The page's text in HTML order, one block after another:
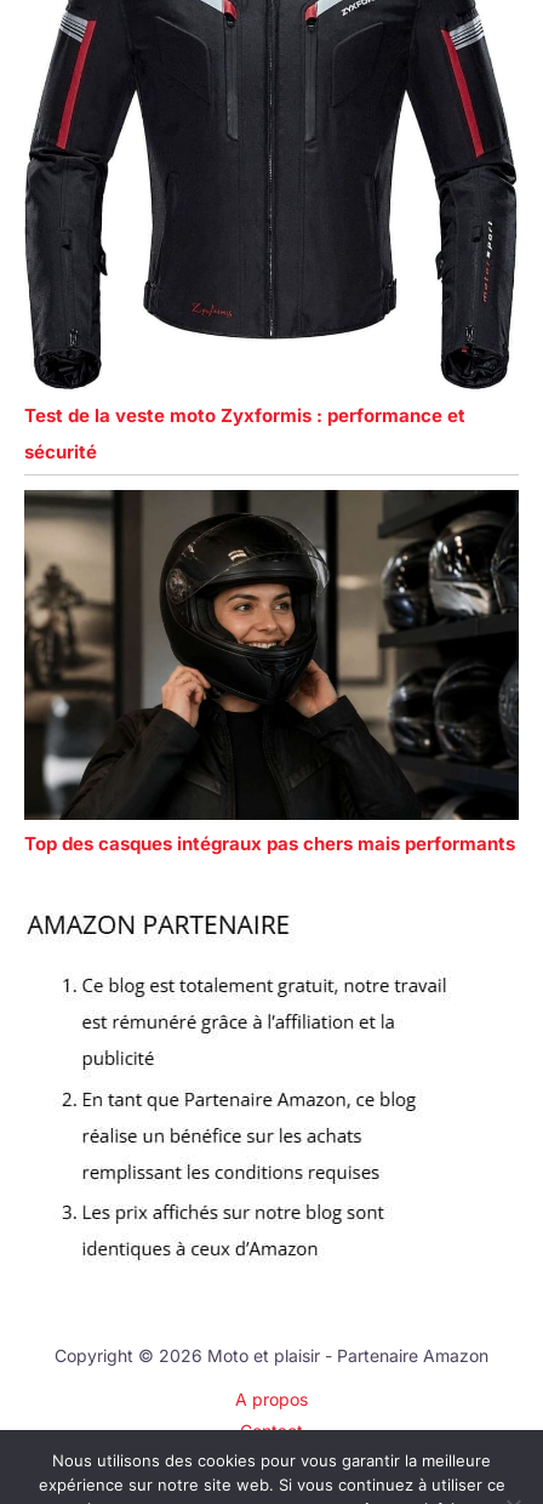
Test de la veste moto Zyxformis : performance et
sécurité
Top des casques intégraux pas chers mais performants
Copyright © 2026 Moto et plaisir - Partenaire Amazon
A propos
Contact
Plan du site
Mentions légales
Nous utilisons des cookies pour vous garantir la meilleure
expérience sur notre site web. Si vous continuez à utiliser ce